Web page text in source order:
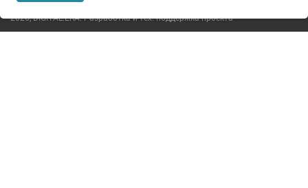
2026,DIGITAL.ERA. Разработка и тех. поддержка проекта